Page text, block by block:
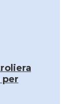
per